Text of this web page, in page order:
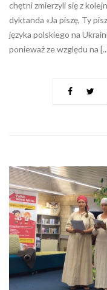
chętni zmierzyli się z
dyktanda «Ja piszę, Ty
języka polskiego na
ponieważ ze względu na